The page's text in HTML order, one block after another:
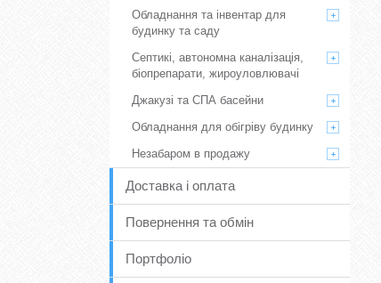
Обладнання та інвентар для
будинку та саду
Септикі, автономна каналізація,
біопрепарати, жироуловлювачі
Джакузі та СПА басейни
Обладнання для обігріву будинку
Незабаром в продажу
Доставка і оплата
Повернення та обмін
Портфоліо